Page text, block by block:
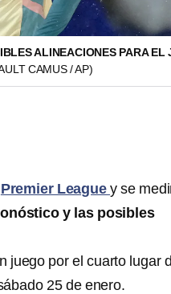
ALINEACIONES PARA EL
CAMUS / AP)
Premier Leaguey se
y las posibles
juego por el cuarto lugar
25 de enero.